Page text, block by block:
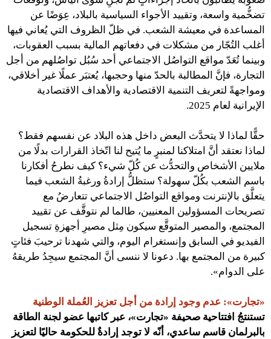
تضخُّمية واسعة، وتقييد الأجواء السياسية بالبلاد، عِوَضًا عن
المساعدة في معيشة الشعب. في ظلّ الظروف التي يُعاني فيها
أغلب التُجّار من مشكلات في دفعاتهم المالية بسبب العقوبات،
وبينما تُعَدّ مواقع التواصُل الاجتماعي أحد سُبُل تواصُلهم من أجل
التجارة، فإنَّ المطالبة بالحدّ منها وحجبها، يُعتبَر عملًا غير أخلاقي،
ومواجهةً لتعريف التنمية الاقتصادية والأهداف الاقتصادية
الإيرانية لعام 2025.
حقًّا لماذا لا يتحدَّث البعض داخل هذه البلاد عن نفسهم فقط؟
لماذا نعتقد أنَّ امتلاكنا لمنبرٍ ما يُتيح لنا اتّخاذ القرارات بدلًا من
ملايين الأشخاص والتحدُّث عن كُلّ شيء؟ كيف نطرحُ أفكارنا
باسم الشعب بكُلّ سهولة؟ ستظلُّ إرادةُ ورغبةُ الشعب فيما
يتعلَّق بالإنترنت ومواقع التواصُل الاجتماعي تتعارضُ مع
تصريحات المسؤولين المعنيين، طالما لم نتوقَّف عن تقييد
المجتمع، والمصير المتوقَّع سيكون مِثل مصيرِ أجهزةِ تسجيل
الفيديو في السابق وإنستغرام اليوم، والتي شهدنا ترحيبَ فئاتٍ
كبيرة من المجتمع بها. دعونا لا ننسى أنَّ المجتمع سيجِدُ طريقهُ
على الدوام».
«تجارت»: عدم وجود إرادة من أجل تعزيز العُملة الوطنية
تستنتجُ افتتاحية صحيفة «تجارت»، عبر كاتبها عضو لجنة الطاقة
بالبرلمان قاسم ساعدي، أنّه لا توجد إرادةٌ للحكومة حاليًا لتعزيز